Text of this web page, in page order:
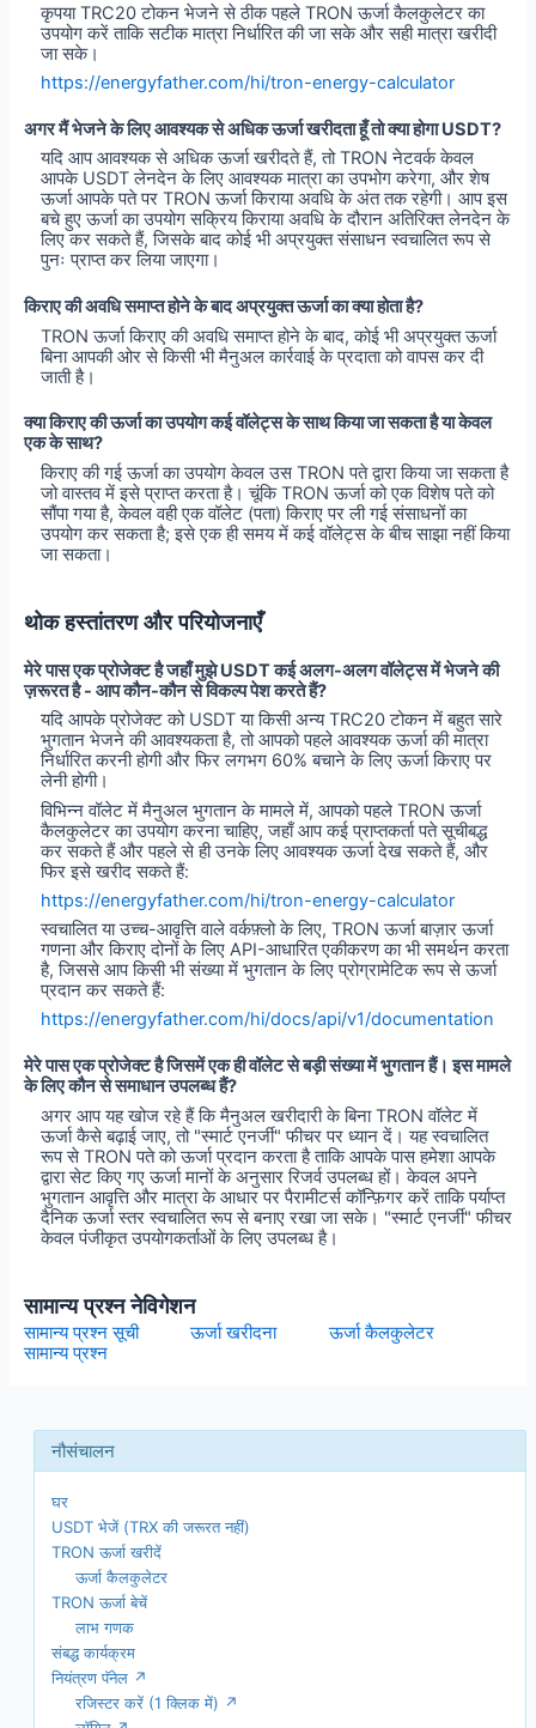
कृपया TRC20 टोकन भेजने से ठीक पहले TRON ऊर्जा कैलकुलेटर का
उपयोग करें ताकि सटीक मात्रा निर्धारित की जा सके और सही मात्रा खरीदी
जा सके।
https://energyfather.com/hi/tron-energy-calculator
अगर मैं भेजने के लिए आवश्यक से अधिक ऊर्जा खरीदता हूँ तो क्या होगा USDT?
यदि आप आवश्यक से अधिक ऊर्जा खरीदते हैं, तो TRON नेटवर्क केवल
आपके USDT लेनदेन के लिए आवश्यक मात्रा का उपभोग करेगा, और शेष
ऊर्जा आपके पते पर TRON ऊर्जा किराया अवधि के अंत तक रहेगी। आप इस
बचे हुए ऊर्जा का उपयोग सक्रिय किराया अवधि के दौरान अतिरिक्त लेनदेन के
लिए कर सकते हैं, जिसके बाद कोई भी अप्रयुक्त संसाधन स्वचालित रूप से
पुनः प्राप्त कर लिया जाएगा।
किराए की अवधि समाप्त होने के बाद अप्रयुक्त ऊर्जा का क्या होता है?
TRON ऊर्जा किराए की अवधि समाप्त होने के बाद, कोई भी अप्रयुक्त ऊर्जा
बिना आपकी ओर से किसी भी मैनुअल कार्रवाई के प्रदाता को वापस कर दी
जाती है।
क्या किराए की ऊर्जा का उपयोग कई वॉलेट्स के साथ किया जा सकता है या केवल
एक के साथ?
किराए की गई ऊर्जा का उपयोग केवल उस TRON पते द्वारा किया जा सकता है
जो वास्तव में इसे प्राप्त करता है। चूंकि TRON ऊर्जा को एक विशेष पते को
सौंपा गया है, केवल वही एक वॉलेट (पता) किराए पर ली गई संसाधनों का
उपयोग कर सकता है; इसे एक ही समय में कई वॉलेट्स के बीच साझा नहीं किया
जा सकता।
थोक हस्तांतरण और परियोजनाएँ
मेरे पास एक प्रोजेक्ट है जहाँ मुझे USDT कई अलग-अलग वॉलेट्स में भेजने की
ज़रूरत है - आप कौन-कौन से विकल्प पेश करते हैं?
यदि आपके प्रोजेक्ट को USDT या किसी अन्य TRC20 टोकन में बहुत सारे
भुगतान भेजने की आवश्यकता है, तो आपको पहले आवश्यक ऊर्जा की मात्रा
निर्धारित करनी होगी और फिर लगभग 60% बचाने के लिए ऊर्जा किराए पर
लेनी होगी।
विभिन्न वॉलेट में मैनुअल भुगतान के मामले में, आपको पहले TRON ऊर्जा
कैलकुलेटर का उपयोग करना चाहिए, जहाँ आप कई प्राप्तकर्ता पते सूचीबद्ध
कर सकते हैं और पहले से ही उनके लिए आवश्यक ऊर्जा देख सकते हैं, और
फिर इसे खरीद सकते हैं:
https://energyfather.com/hi/tron-energy-calculator
स्वचालित या उच्च-आवृत्ति वाले वर्कफ़्लो के लिए, TRON ऊर्जा बाज़ार ऊर्जा
गणना और किराए दोनों के लिए API-आधारित एकीकरण का भी समर्थन करता
है, जिससे आप किसी भी संख्या में भुगतान के लिए प्रोग्रामेटिक रूप से ऊर्जा
प्रदान कर सकते हैं:
https://energyfather.com/hi/docs/api/v1/documentation
मेरे पास एक प्रोजेक्ट है जिसमें एक ही वॉलेट से बड़ी संख्या में भुगतान हैं। इस मामले
के लिए कौन से समाधान उपलब्ध हैं?
अगर आप यह खोज रहे हैं कि मैनुअल खरीदारी के बिना TRON वॉलेट में
ऊर्जा कैसे बढ़ाई जाए, तो "स्मार्ट एनर्जी" फीचर पर ध्यान दें। यह स्वचालित
रूप से TRON पते को ऊर्जा प्रदान करता है ताकि आपके पास हमेशा आपके
द्वारा सेट किए गए ऊर्जा मानों के अनुसार रिजर्व उपलब्ध हों। केवल अपने
भुगतान आवृत्ति और मात्रा के आधार पर पैरामीटर्स कॉन्फ़िगर करें ताकि पर्याप्त
दैनिक ऊर्जा स्तर स्वचालित रूप से बनाए रखा जा सके। "स्मार्ट एनर्जी" फीचर
केवल पंजीकृत उपयोगकर्ताओं के लिए उपलब्ध है।
सामान्य प्रश्न नेविगेशन
सामान्य प्रश्न सूची ऊर्जा खरीदना
ऊर्जा कैलकुलेटर
सामान्य प्रश्न
घर
USDT भेजें (TRX की जरूरत नहीं)
TRON ऊर्जा खरीदें
ऊर्जा कैलकुलेटर
TRON ऊर्जा बेचें
लाभ गणक
संबद्ध कार्यक्रम
नियंत्रण पॅनेल ↗
रजिस्टर करें (1 क्लिक में) ↗